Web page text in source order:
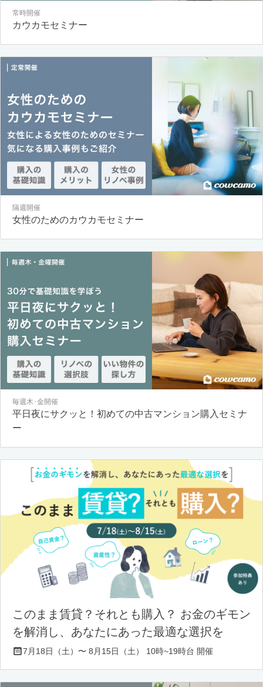
常時開催
カウカモセミナー
隔週開催
女性のためのカウカモセミナー
毎週木･金開催
平日夜にサクッと！初めての中古マンション購入セミナ
ー
このまま賃貸？それとも購入？ お金のギモン
を解消し、あなたにあった最適な選択を
7月18日（土）〜 8月15日（土） 10時~19時台 開催